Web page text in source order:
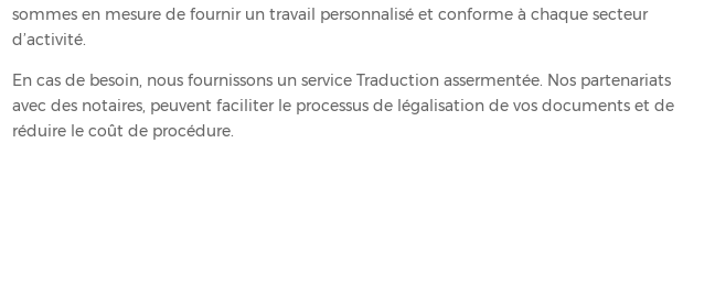
sommes en mesure de fournir un travail personnalisé et conforme à chaque secteur
d’activité.
En cas de besoin, nous fournissons un service Traduction assermentée. Nos partenariats
avec des notaires, peuvent faciliter le processus de légalisation de vos documents et de
réduire le coût de procédure.